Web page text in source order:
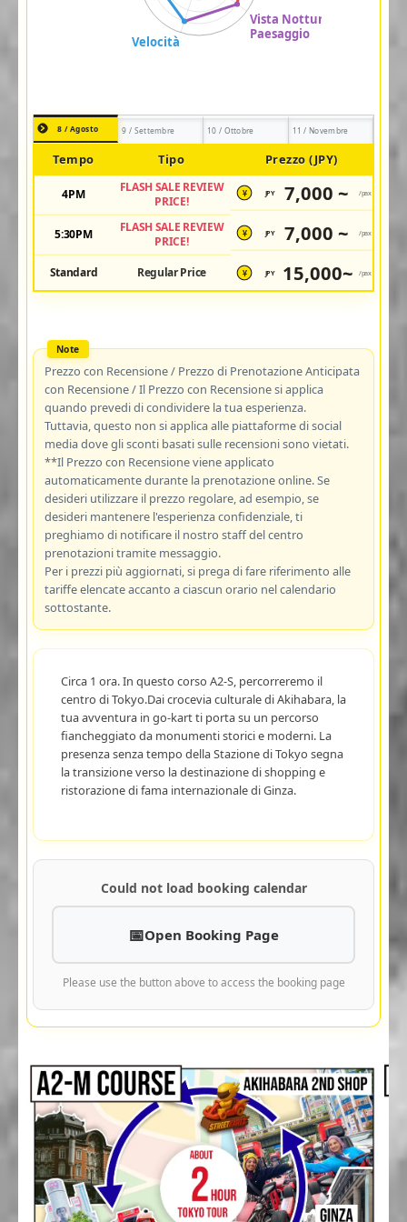
8 / Agosto 9 / Settembre 10 / Ottobre 11 / Novembre
Tempo Tipo Prezzo (JPY)
4PM
FLASH SALE REVIEW
PRICE!
¥ JPY 7,000 ~ /pax
5:30PM
FLASH SALE REVIEW
PRICE!
¥ JPY 7,000 ~ /pax
Standard Regular Price ¥ JPY 15,000~ /pax
Prezzo con Recensione / Prezzo di Prenotazione Anticipata
con Recensione / Il Prezzo con Recensione si applica
quando prevedi di condividere la tua esperienza.
Tuttavia, questo non si applica alle piattaforme di social
media dove gli sconti basati sulle recensioni sono vietati.
**Il Prezzo con Recensione viene applicato
automaticamente durante la prenotazione online. Se
desideri utilizzare il prezzo regolare, ad esempio, se
desideri mantenere l'esperienza confidenziale, ti
preghiamo di notificare il nostro staff del centro
prenotazioni tramite messaggio.
Per i prezzi più aggiornati, si prega di fare riferimento alle
tariffe elencate accanto a ciascun orario nel calendario
sottostante.
Circa 1 ora. In questo corso A2-S, percorreremo il
centro di Tokyo.Dai crocevia culturale di Akihabara, la
tua avventura in go-kart ti porta su un percorso
fiancheggiato da monumenti storici e moderni. La
presenza senza tempo della Stazione di Tokyo segna
la transizione verso la destinazione di shopping e
ristorazione di fama internazionale di Ginza.
Could not load booking calendar
Open Booking Page
Please use the button above to access the booking page